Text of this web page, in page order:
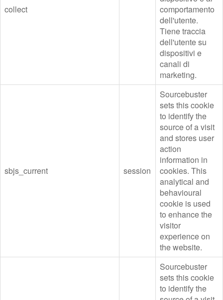
collect
comportamento
dell'utente.
Tiene traccia
dell'utente su
dispositivi e
canali di
marketing.
sbjs_current session
Sourcebuster
sets this cookie
to identify the
source of a visit
and stores user
action
information in
cookies. This
analytical and
behavioural
cookie is used
to enhance the
visitor
experience on
the website.
Sourcebuster
sets this cookie
to identify the